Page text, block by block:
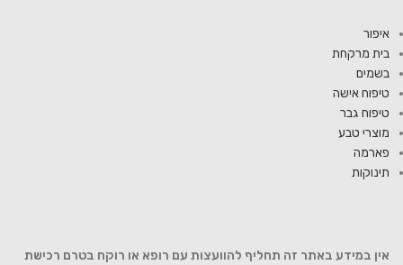
איפור
בית מרקחת
בשמים
טיפוח אישה
טיפוח גבר
מוצרי טבע
פארמה
תינוקות
אין במידע באתר זה תחליף להוועצות עם רופא או רוקח בטרם רכישת